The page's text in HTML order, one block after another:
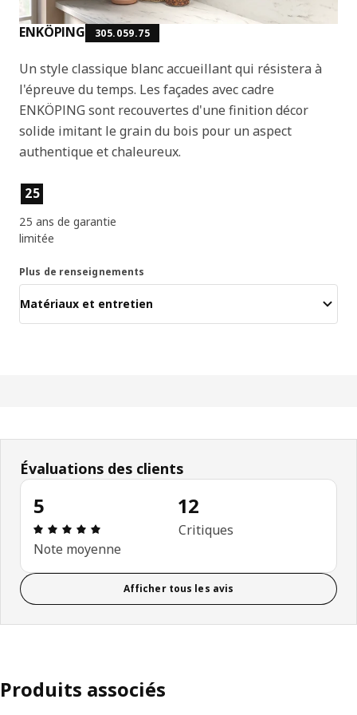
ENKÖPING 305.059.75
Un style classique blanc accueillant qui résistera à
l'épreuve du temps. Les façades avec cadre
ENKÖPING sont recouvertes d'une finition décor
solide imitant le grain du bois pour un aspect
authentique et chaleureux.
Caractéristiques principales
25
25 ans de garantie
limitée
Plus de renseignements
Matériaux et entretien
Évaluations des clients
5
Avis: 5 sur 5 étoiles. Nombre total d'avis: 12
Note moyenne
12
Critiques
Afficher tous les avis
Produits associés